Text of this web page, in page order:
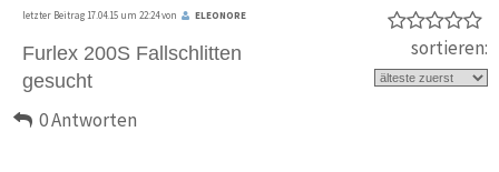
letzter Beitrag 17.04.15 um 22:24 von ELEONORE
Furlex 200S Fallschlitten
gesucht
0 Antworten
sortieren: